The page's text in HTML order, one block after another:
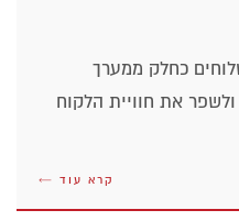
כחלק ממערך
את חוויית הלקוח
קרא עוד ←